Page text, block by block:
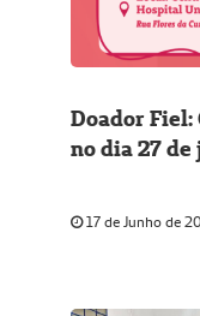
Doador Fiel:
no dia 27
17 de Junho de